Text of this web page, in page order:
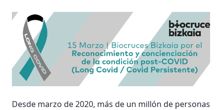
Desde marzo de 2020, más de un millón de personas